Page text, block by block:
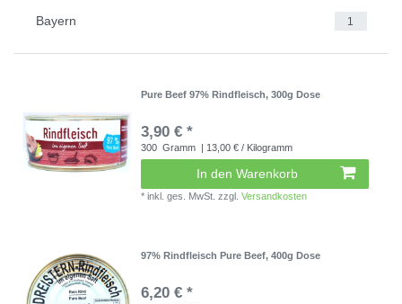
Bayern 1
Pure Beef 97% Rindfleisch, 300g Dose
3,90 € *
300 Gramm | 13,00 € / Kilogramm
In den Warenkorb
*inkl. ges. MwSt. zzgl.Versandkosten
97% Rindfleisch Pure Beef, 400g Dose
6,20 € *